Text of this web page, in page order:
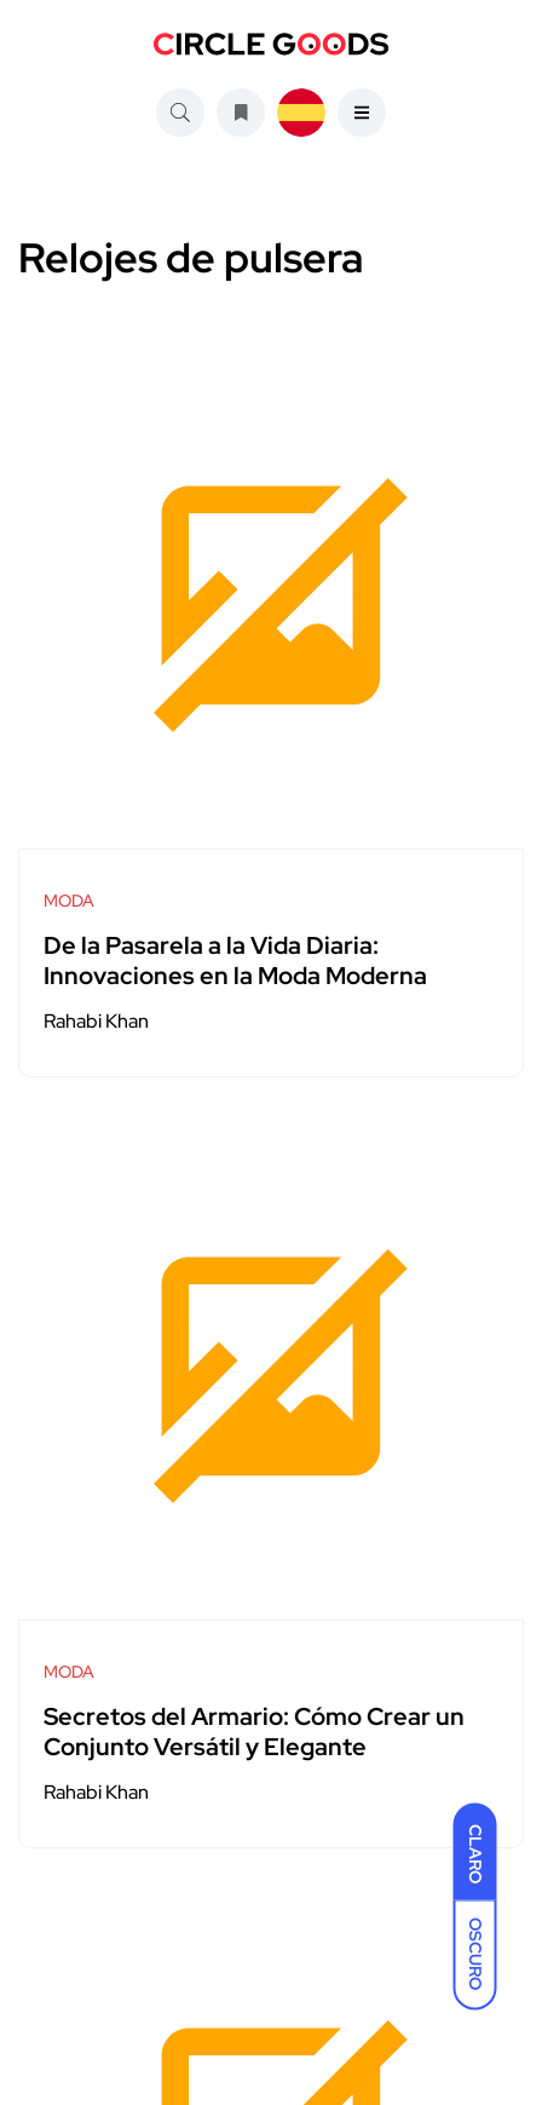
CLARO
OSCURO
Relojes de pulsera
MODA
De la Pasarela a la Vida Diaria:
Innovaciones en la Moda Moderna
Rahabi Khan
MODA
Secretos del Armario: Cómo Crear un
Conjunto Versátil y Elegante
Rahabi Khan